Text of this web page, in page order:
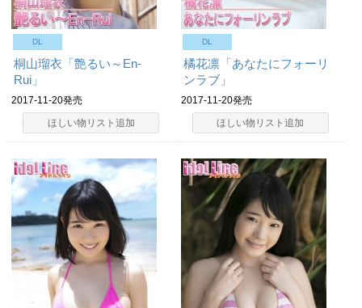
DL
桐山瑠衣「艶るい～En-
Rui」
2017-11-20発売
ほしい物リスト追加
DL
橘花凛「あなたにフォーリ
ンラブ」
2017-11-20発売
ほしい物リスト追加